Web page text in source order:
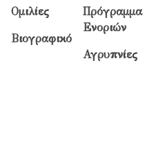
Ομιλίες
Βιογραφικό
Πρόγραμμα
Ενοριών
Αγρυπνίες